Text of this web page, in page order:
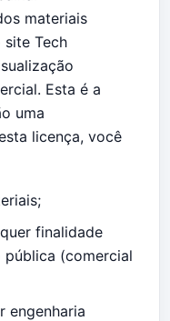
materiais
Tech
Esta é a
uma
licença, você
finalidade
(comercial
engenharia